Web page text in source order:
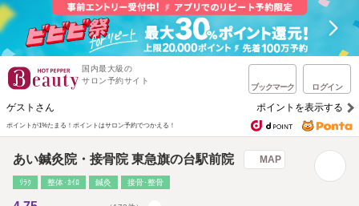
国内最大級の
サロン予約サイト
ブックマーク ログイン
ゲストさん ポイントを表示する
ポイントが1%たまる！ ポイントはサロン予約でつかえる！
あい鍼灸院・接骨院 東急旗の台駅前院 MAP
ﾘﾗｸ 整体･ｶｲﾛ 鍼灸 接骨･整骨